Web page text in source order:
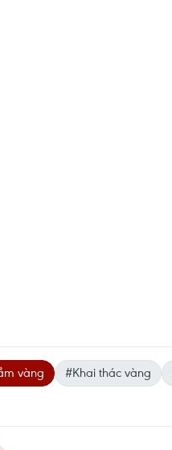
vàng #Khai thác vàng